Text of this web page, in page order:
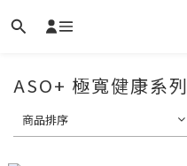
ASO+ 極寬健康系列
商品排序